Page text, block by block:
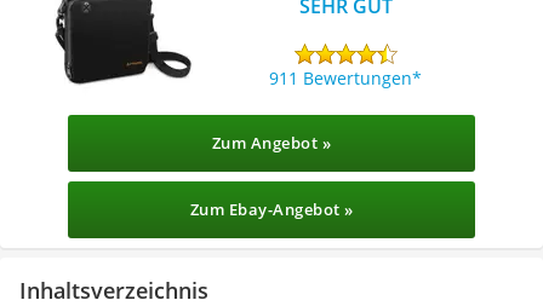
SEHR GUT
911 Bewertungen
Zum Angebot »
Zum Ebay-Angebot »
Inhaltsverzeichnis